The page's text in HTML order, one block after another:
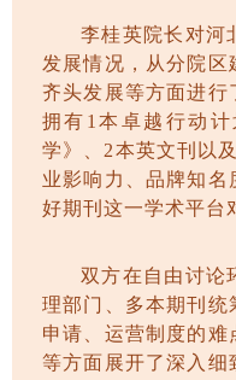
李桂英院长对河
发展情况，从分院区
齐头发展等方面进行
拥有 1本卓越行动
学》、2本英文刊以及
业影响力、品牌知名
好期刊这一学术平台
双方在自由讨论
理部门、多本期刊统
申请、运营制度的难
等方面展开了深入细